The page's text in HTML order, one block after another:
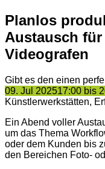
Planlos
Austausch
Videografen
Gibt es den einen
09. Jul 202517:00 bis
Künstlerwerkstätten,
Ein Abend voller
um das Thema
oder dem Kunden bis
den Bereichen Foto-